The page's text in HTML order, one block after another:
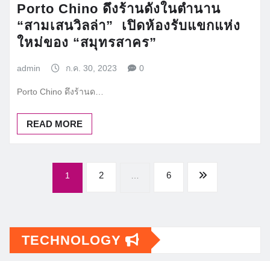
Porto Chino ดึงร้านดังในตำนาน
“สามเสนวิลล่า” เปิดห้องรับแขกแห่ง
ใหม่ของ “สมุทรสาคร”
admin ก.ค. 30, 2023 0
Porto Chino ดึงร้านด…
READ MORE
1 2 … 6
TECHNOLOGY